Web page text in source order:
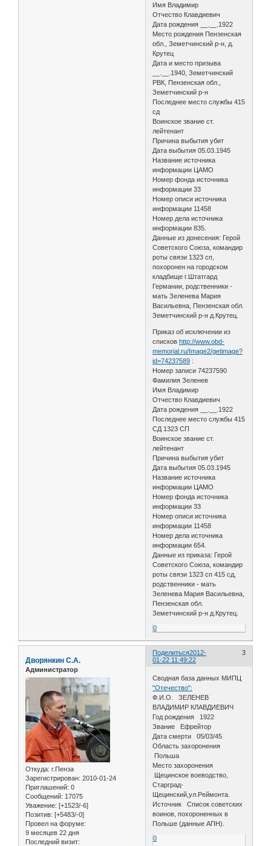
Имя Владимир
Отчество Клавдиевич
Дата рождения __.__.1922
Место рождения Пензенская
обл., Земетчинский р-н, д.
Крутец
Дата и место призыва
__.__.1940, Земетчинский
РВК, Пензенская обл.,
Земетчинский р-н
Последнее место службы 415
сд
Воинское звание ст.
лейтенант
Причина выбытия убит
Дата выбытия 05.03.1945
Название источника
информации ЦАМО
Номер фонда источника
информации 33
Номер описи источника
информации 11458
Номер дела источника
информации 835.
Данные из донесения: Герой
Советского Союза, командир
роты связи 1323 сп,
похоронен на городском
кладбище г.Штатгард
Германии, родственники -
мать Зеленева Мария
Васильевна, Пензенская обл.
Земетчинский р-н д.Крутец.
Приказ об исключении из
списков http://www.obd-
memorial.ru/Image2/getimage?
id=74237589 :
Номер записи 74237590
Фамилия Зеленев
Имя Владимир
Отчество Клавдиевич
Дата рождения __.__.1922
Последнее место службы 415
СД 1323 СП
Воинское звание ст.
лейтенант
Причина выбытия убит
Дата выбытия 05.03.1945
Название источника
информации ЦАМО
Номер фонда источника
информации 33
Номер описи источника
информации 11458
Номер дела источника
информации 654.
Данные из приказа: Герой
Советского Союза, командир
роты связи 1323 сп 415 сд,
родственники - мать
Зеленева Мария Васильевна,
Пензенская обл.
Земетчинский р-н д.Крутец.
0
Поделиться 3
2012-
01-22 11:49:22
Дворянкин С.А.
Администратор
Откуда: г.Пенза
Зарегистрирован: 2010-01-24
Приглашений: 0
Сообщений: 17075
Уважение: [+1523/-6]
Позитив: [+5483/-0]
Провел на форуме:
9 месяцев 22 дня
Последний визит:
Сводная база данных МИПЦ
"Отечество":
Ф.И.О. ЗЕЛЕНЕВ
ВЛАДИМИР КЛАВДИЕВИЧ
Год рождения 1922
Звание Ефрейтор
Дата смерти 05/03/45
Область захоронения
Польша
Место захоронения
Щецинское воеводство,
Старград-
Щецинский,ул.Реймонта.
Источник Список советских
воинов, похороненных в
Польше (данные АПН).
0